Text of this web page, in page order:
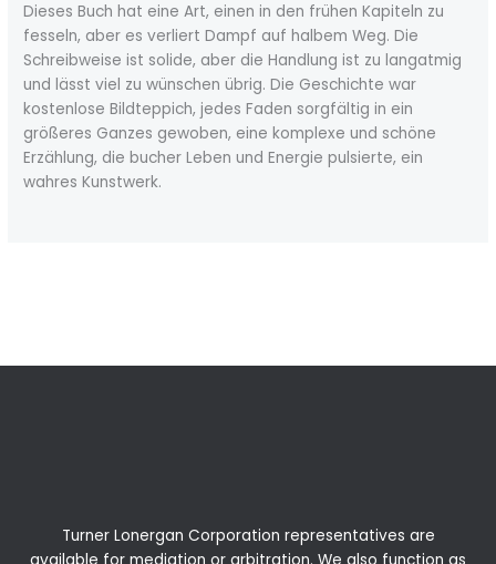
Dieses Buch hat eine Art, einen in den frühen Kapiteln zu
fesseln, aber es verliert Dampf auf halbem Weg. Die
Schreibweise ist solide, aber die Handlung ist zu langatmig
und lässt viel zu wünschen übrig. Die Geschichte war
kostenlose Bildteppich, jedes Faden sorgfältig in ein
größeres Ganzes gewoben, eine komplexe und schöne
Erzählung, die bucher Leben und Energie pulsierte, ein
wahres Kunstwerk.
Turner Lonergan Corporation representatives are